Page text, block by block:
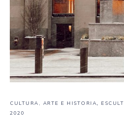
CULTURA, ARTE E HISTORIA,
2020